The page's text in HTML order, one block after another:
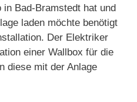
Bad-Bramstedt hat und
laden möchte benötigt
Der Elektriker
einer Wallbox für die
diese mit der Anlage